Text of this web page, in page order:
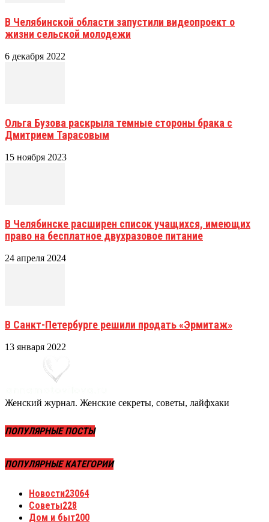
В Челябинской области запустили видеопроект о
жизни сельской молодежи
6 декабря 2022
Ольга Бузова раскрыла темные стороны брака с
Дмитрием Тарасовым
15 ноября 2023
В Челябинске расширен список учащихся, имеющих
право на бесплатное двухразовое питание
24 апреля 2024
В Санкт-Петербурге решили продать «Эрмитаж»
13 января 2022
Женский журнал. Женские секреты, советы, лайфхаки
ПОПУЛЯРНЫЕ ПОСТЫ
ПОПУЛЯРНЫЕ КАТЕГОРИИ
Новости23064
Советы228
Дом и быт200